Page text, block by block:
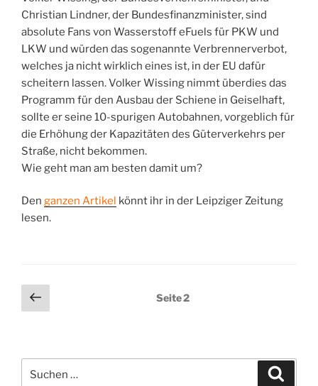
Christian Lindner, der Bundesfinanzminister, sind
absolute Fans von Wasserstoff eFuels für PKW und
LKW und würden das sogenannte Verbrennerverbot,
welches ja nicht wirklich eines ist, in der EU dafür
scheitern lassen. Volker Wissing nimmt überdies das
Programm für den Ausbau der Schiene in Geiselhaft,
sollte er seine 10-spurigen Autobahnen, vorgeblich für
die Erhöhung der Kapazitäten des Güterverkehrs per
Straße, nicht bekommen.
Wie geht man am besten damit um?
Den ganzen Artikel könnt ihr in der Leipziger Zeitung
lesen.
Seitennummerierung
der
Vorherige
Seite
Seite2
nach: